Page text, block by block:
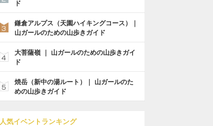
ド
鎌倉アルプス（天園ハイキングコース）｜
山ガールのための山歩きガイド
大菩薩嶺 ｜ 山ガールのための山歩きガイ
ド
焼岳（新中の湯ルート）｜ 山ガールのた
めの山歩きガイド
人気イベントランキング